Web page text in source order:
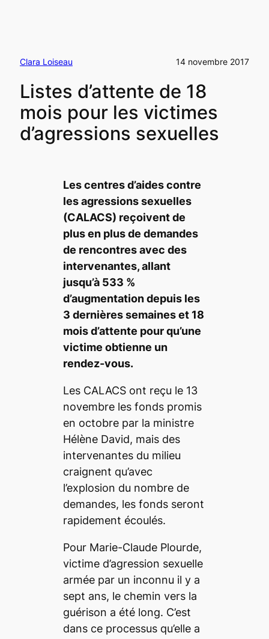
Clara Loiseau 14 novembre 2017
Listes d’attente de 18
mois pour les victimes
d’agressions sexuelles
Les centres d’aides contre
les agressions sexuelles
(CALACS) reçoivent de
plus en plus de demandes
de rencontres avec des
intervenantes, allant
jusqu’à 533 %
d’augmentation depuis les
3 dernières semaines et 18
mois d’attente pour qu’une
victime obtienne un
rendez-vous.
Les CALACS ont reçu le 13
novembre les fonds promis
en octobre par la ministre
Hélène David, mais des
intervenantes du milieu
craignent qu’avec
l’explosion du nombre de
demandes, les fonds seront
rapidement écoulés.
Pour Marie-Claude Plourde,
victime d’agression sexuelle
armée par un inconnu il y a
sept ans, le chemin vers la
guérison a été long. C’est
dans ce processus qu’elle a